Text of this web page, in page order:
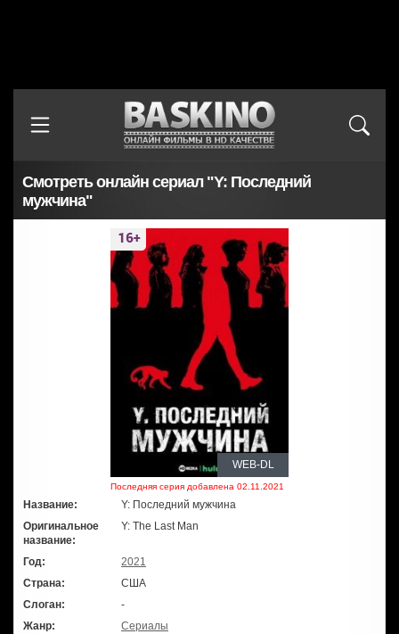
Смотреть онлайн сериал "Y: Последний
мужчина"
WEB-DL
Последняя серия добавлена 02.11.2021
Название:
Y: Последний мужчина
Оригинальное
название:
Y: The Last Man
Год:
2021
Страна:
США
Слоган:
-
Жанр:
Сериалы